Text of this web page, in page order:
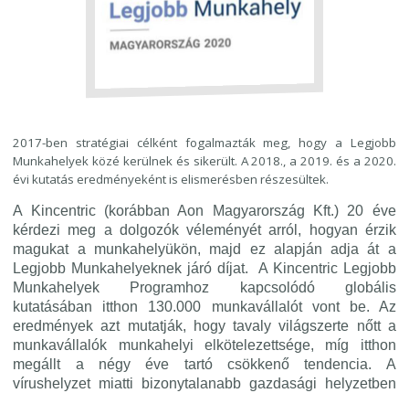
2017-ben stratégiai célként fogalmazták meg, hogy a Legjobb
Munkahelyek közé kerülnek és sikerült. A 2018., a 2019. és a 2020.
évi kutatás eredményeként is elismerésben részesültek.
A Kincentric (korábban Aon Magyarország Kft.) 20 éve
kérdezi meg a dolgozók véleményét arról, hogyan érzik
magukat a munkahelyükön, majd ez alapján adja át a
Legjobb Munkahelyeknek járó díjat.
A Kincentric Legjobb
Munkahelyek Programhoz kapcsolódó globális
kutatásában itthon 130.000 munkavállalót vont be. Az
eredmények azt mutatják, hogy tavaly világszerte nőtt a
munkavállalók munkahelyi elkötelezettsége, míg itthon
megállt a négy éve tartó csökkenő tendencia. A
vírushelyzet miatti bizonytalanabb gazdasági helyzetben